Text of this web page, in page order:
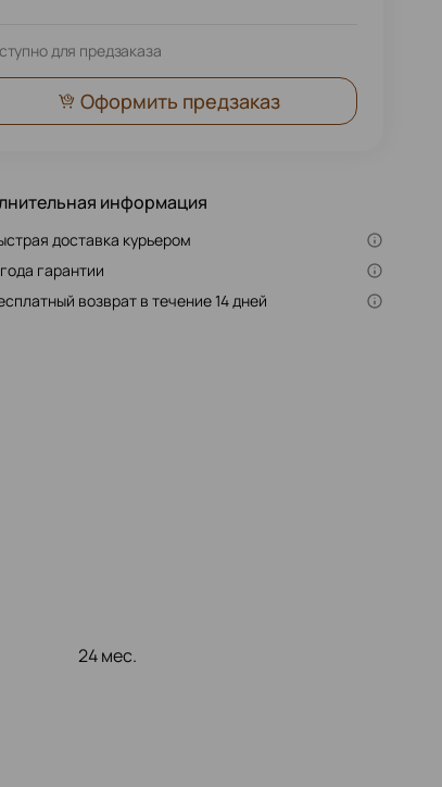
для предзаказа
Оформить предзаказ
информация
доставка курьером
гарантии
возврат в течение 14 дней
24 мес.